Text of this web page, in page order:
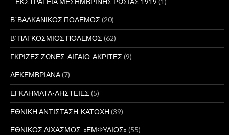
Β΄ΒΑΛΚΑΝΙΚΟΣ ΠΟΛΕΜΟΣ(20)
Β΄ΠΑΓΚΟΣΜΙΟΣ ΠΟΛΕΜΟΣ(62)
ΓΚΡΙΖΕΣ ΖΩΝΕΣ-ΑΙΓΑΙΟ-ΑΚΡΙΤΕΣ(9)
ΔΕΚΕΜΒΡΙΑΝΑ(7)
ΕΓΚΛΗΜΑΤΑ-ΛΗΣΤΕΙΕΣ(5)
ΕΘΝΙΚΗ ΑΝΤΙΣΤΑΣΗ-ΚΑΤΟΧΗ (39)
ΕΘΝΙΚΟΣ ΔΙΧΑΣΜΟΣ-«ΕΜΦΥΛΙΟΣ» (55)